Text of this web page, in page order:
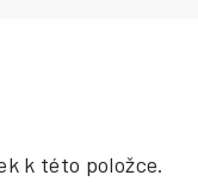
k této položce.